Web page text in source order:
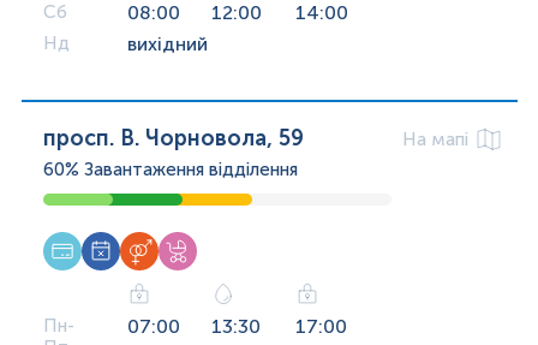
Сб 08:00 12:00 14:00
Нд вихідний
просп. В. Чорновола, 59
На мапі
60% Завантаження відділення
Пн-
07:00 13:30 17:00